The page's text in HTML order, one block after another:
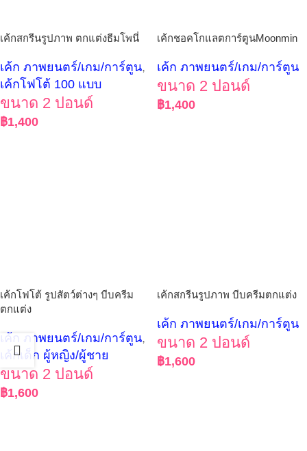
เค้กสกรีนรูปภาพ ตกแต่งธีมโพนี่
เค้ก ภาพยนตร์/เกม/การ์ตูน,
เค้กโฟโต้ 100 แบบ
ขนาด 2 ปอนด์
฿1,400
เค้กชอคโกแลตการ์ตูนMoonmin
เค้ก ภาพยนตร์/เกม/การ์ตูน
ขนาด 2 ปอนด์
฿1,400
เค้กโฟโต้ รูปสัตว์ต่างๆ บีบครีม
ตกแต่ง
เค้ก ภาพยนตร์/เกม/การ์ตูน,
เค้กเด็ก ผู้หญิง/ผู้ชาย
ขนาด 2 ปอนด์
฿1,600
เค้กสกรีนรูปภาพ บีบครีมตกแต่ง
เค้ก ภาพยนตร์/เกม/การ์ตูน
ขนาด 2 ปอนด์
฿1,600